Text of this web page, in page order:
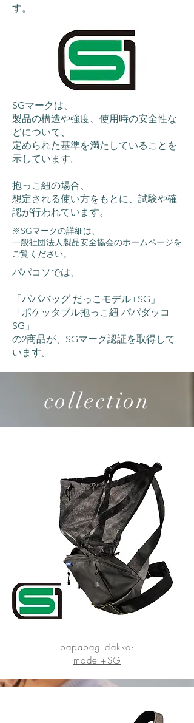
す。
SGマークは、
製品の構造や強度、使用時の安全性な
どについて、
定められた基準を満たしていることを
示しています。
抱っこ紐の場合、
想定される使い方をもとに、試験や確
認が行われています。
​※SGマークの詳細は、
一般社団法人製品安全協会のホームページを
ご覧ください。
パパコソでは、
「パパバッグ だっこモデル+SG」
「ポケッタブル抱っこ紐 パパダッコ
SG」
​の2商品が、SGマーク認証を取得して
います。
collection
papabag dakko-
model+SG